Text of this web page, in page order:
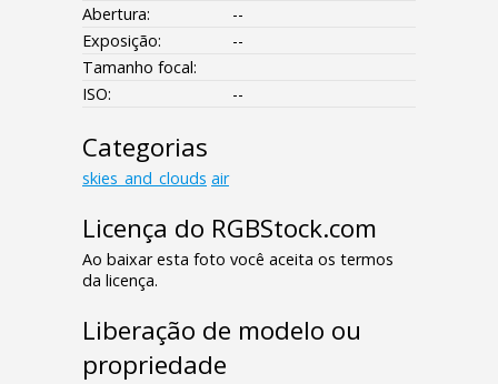
Abertura:
--
Exposição:
--
Tamanho focal:
ISO:
--
Categorias
skies_and_clouds air
Licença do RGBStock.com
Ao baixar esta foto você aceita os termos
da licença.
Liberação de modelo ou
propriedade